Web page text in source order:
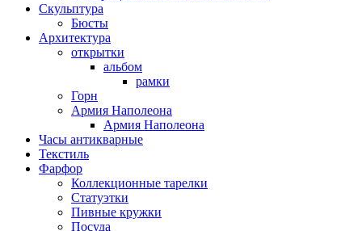
Скульптура
Бюсты
Архитектура
открытки
альбом
рамки
Горн
Армия Наполеона
Армия Наполеона
Часы антикварные
Текстиль
Фарфор
Коллекционные тарелки
Статуэтки
Пивные кружки
Посуда